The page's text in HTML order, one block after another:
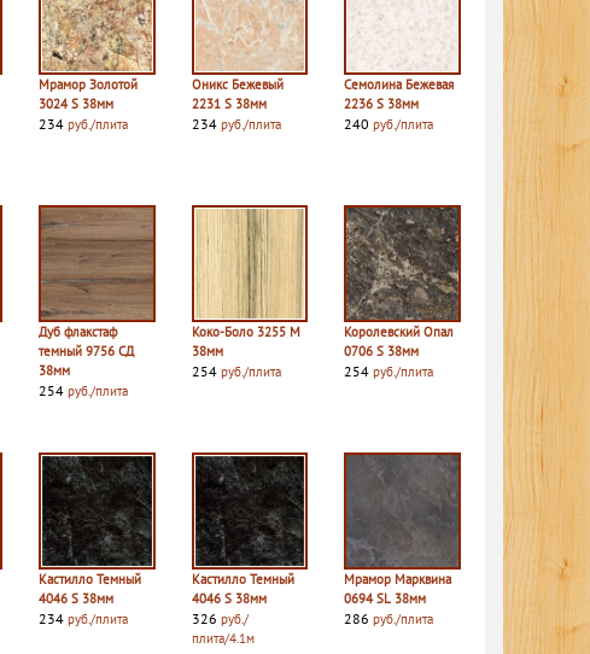
Мрамор Золотой
3024 S 38мм
234 руб./плита
Оникс Бежевый
2231 S 38мм
234 руб./плита
Семолина Бежевая
2236 S 38мм
240руб./плита
Дуб флакстаф
темный 9756 СД
38мм
254 руб./плита
Коко-Боло 3255 M
38мм
254 руб./плита
Королевский Опал
0706 S 38мм
254руб./плита
Кастилло Темный
4046 S 38мм
234 руб./плита
Кастилло Темный
4046 S 38мм
326 руб./
плита/4.1м
Мрамор Марквина
0694 SL 38мм
286руб./плита